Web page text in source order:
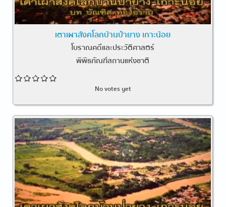
เตาเผาสังคโลกบ้านป่ายาง เกาะน้อย
โบราณคดีและประวัติศาสตร์
พิพิธภัณฑ์สถานแห่งชาติ
No votes yet